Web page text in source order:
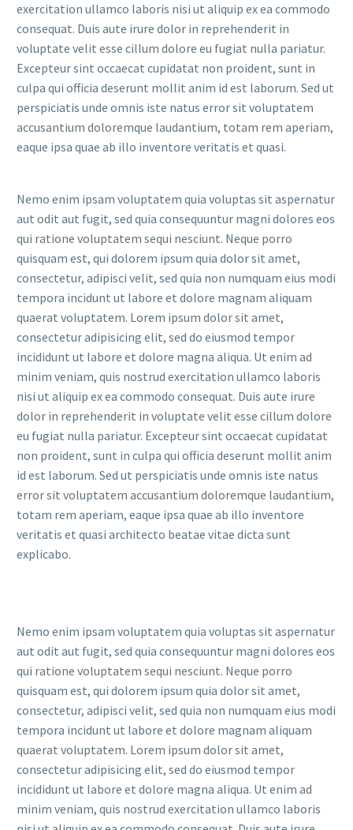
exercitation ullamco laboris nisi ut aliquip ex ea commodo
consequat. Duis aute irure dolor in reprehenderit in
voluptate velit esse cillum dolore eu fugiat nulla pariatur.
Excepteur sint occaecat cupidatat non proident, sunt in
culpa qui officia deserunt mollit anim id est laborum. Sed ut
perspiciatis unde omnis iste natus error sit voluptatem
accusantium doloremque laudantium, totam rem aperiam,
eaque ipsa quae ab illo inventore veritatis et quasi.
Nemo enim ipsam voluptatem quia voluptas sit aspernatur
aut odit aut fugit, sed quia consequuntur magni dolores eos
qui ratione voluptatem sequi nesciunt. Neque porro
quisquam est, qui dolorem ipsum quia dolor sit amet,
consectetur, adipisci velit, sed quia non numquam eius modi
tempora incidunt ut labore et dolore magnam aliquam
quaerat voluptatem. Lorem ipsum dolor sit amet,
consectetur adipisicing elit, sed do eiusmod tempor
incididunt ut labore et dolore magna aliqua. Ut enim ad
minim veniam, quis nostrud exercitation ullamco laboris
nisi ut aliquip ex ea commodo consequat. Duis aute irure
dolor in reprehenderit in voluptate velit esse cillum dolore
eu fugiat nulla pariatur. Excepteur sint occaecat cupidatat
non proident, sunt in culpa qui officia deserunt mollit anim
id est laborum. Sed ut perspiciatis unde omnis iste natus
error sit voluptatem accusantium doloremque laudantium,
totam rem aperiam, eaque ipsa quae ab illo inventore
veritatis et quasi architecto beatae vitae dicta sunt
explicabo.
Nemo enim ipsam voluptatem quia voluptas sit aspernatur
aut odit aut fugit, sed quia consequuntur magni dolores eos
qui ratione voluptatem sequi nesciunt. Neque porro
quisquam est, qui dolorem ipsum quia dolor sit amet,
consectetur, adipisci velit, sed quia non numquam eius modi
tempora incidunt ut labore et dolore magnam aliquam
quaerat voluptatem. Lorem ipsum dolor sit amet,
consectetur adipisicing elit, sed do eiusmod tempor
incididunt ut labore et dolore magna aliqua. Ut enim ad
minim veniam, quis nostrud exercitation ullamco laboris